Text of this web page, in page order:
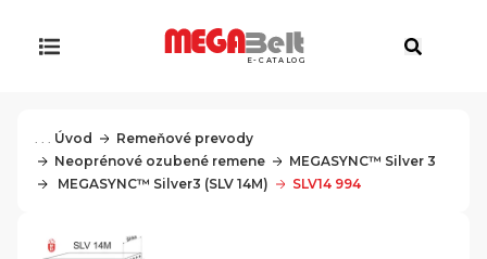
E-CATALOG
. . . Úvod
Remeňové prevody
Neoprénové ozubené remene
MEGASYNC™ Silver 3
MEGASYNC™ Silver3 (SLV 14M)
SLV14 994